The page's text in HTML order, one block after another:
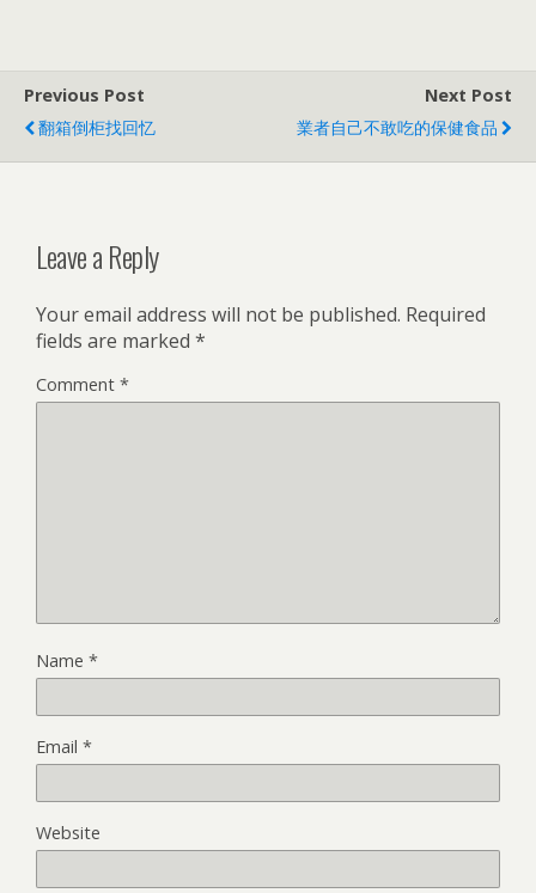
Previous Post
翻箱倒柜找回忆
Next Post
業者自己不敢吃的保健食品
Leave a Reply
Your email address will not be published. Required
fields are marked *
Comment *
Name *
Email *
Website